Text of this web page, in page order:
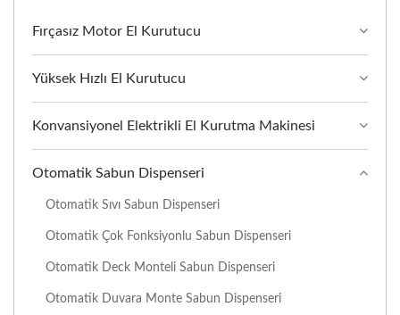
Fırçasız Motor El Kurutucu
Yüksek Hızlı El Kurutucu
Konvansiyonel Elektrikli El Kurutma Makinesi
Otomatik Sabun Dispenseri
Otomatik Sıvı Sabun Dispenseri
Otomatik Çok Fonksiyonlu Sabun Dispenseri
Otomatik Deck Monteli Sabun Dispenseri
Otomatik Duvara Monte Sabun Dispenseri